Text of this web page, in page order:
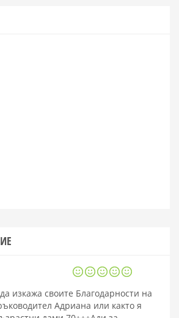
изкажа своите Благодарности на
Адриана или както я